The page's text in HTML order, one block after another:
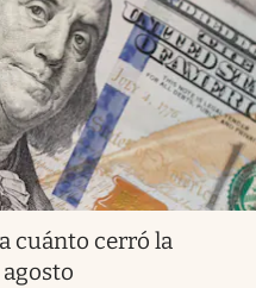
cuánto cerró la